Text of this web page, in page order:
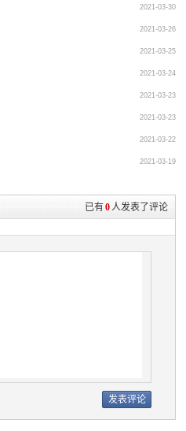
2021-03-30
2021-03-26
2021-03-25
2021-03-24
2021-03-23
2021-03-23
2021-03-22
2021-03-19
已有0人发表了评论